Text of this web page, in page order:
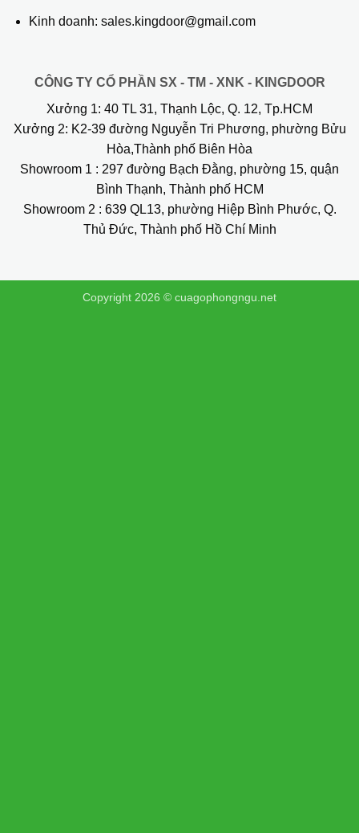
Kinh doanh: sales.kingdoor@gmail.com
CÔNG TY CỔ PHẦN SX - TM - XNK - KINGDOOR
Xưởng 1: 40 TL 31, Thạnh Lộc, Q. 12, Tp.HCM
Xưởng 2: K2-39 đường Nguyễn Tri Phương, phường Bửu
Hòa,Thành phố Biên Hòa
Showroom 1 : 297 đường Bạch Đằng, phường 15, quận
Bình Thạnh, Thành phố HCM
Showroom 2 : 639 QL13, phường Hiệp Bình Phước, Q.
Thủ Đức, Thành phố Hồ Chí Minh
Copyright 2026 © cuagophongngu.net